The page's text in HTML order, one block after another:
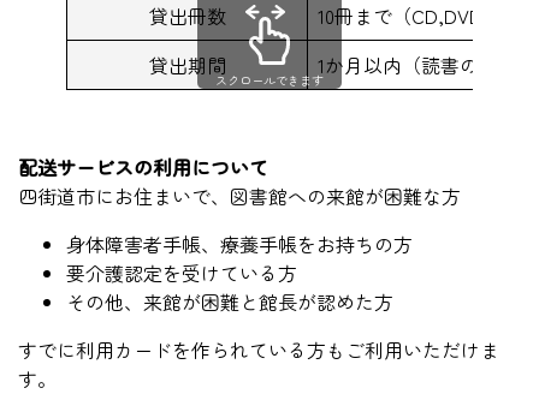
貸出冊数
10冊まで（CD,DVDはこ
貸出期間
1か月以内（読書のペー
スクロールできます
配送サービスの利用について
四街道市にお住まいで、図書館への来館が困難な方
身体障害者手帳、療養手帳をお持ちの方
要介護認定を受けている方
その他、来館が困難と館長が認めた方
すでに利用カードを作られている方もご利用いただけま
す。